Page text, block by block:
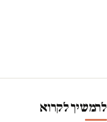
להמשיך לקרוא